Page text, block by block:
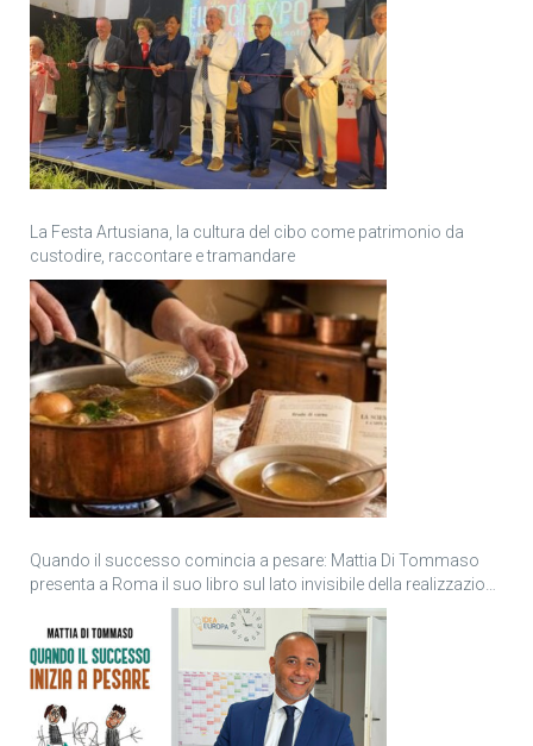
La Festa Artusiana, la cultura del cibo come patrimonio da
custodire, raccontare e tramandare
Quando il successo comincia a pesare: Mattia Di Tommaso
presenta a Roma il suo libro sul lato invisibile della realizzazione